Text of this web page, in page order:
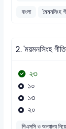
বাংলা
মৈমনসিংহ
2.'ময়মনসিংহ
২৩
১০
১৩
২০
পিএসসি ও অন্যান্য